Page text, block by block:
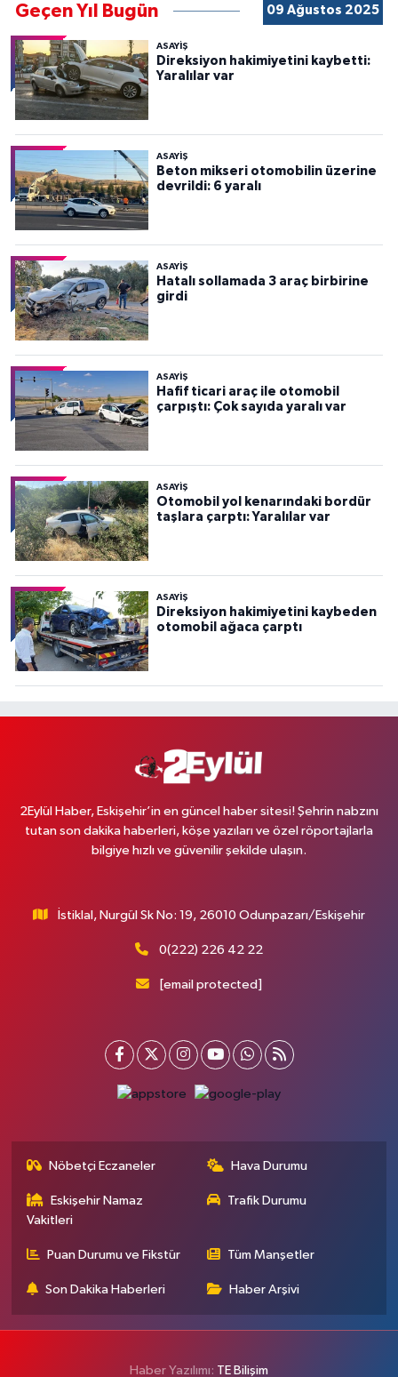
Geçen Yıl Bugün 09 Ağustos 2025
ASAYİŞ
Direksiyon hakimiyetini kaybetti:
Yaralılar var
ASAYİŞ
Beton mikseri otomobilin üzerine
devrildi: 6 yaralı
ASAYİŞ
Hatalı sollamada 3 araç birbirine
girdi
ASAYİŞ
Hafif ticari araç ile otomobil
çarpıştı: Çok sayıda yaralı var
ASAYİŞ
Otomobil yol kenarındaki bordür
taşlara çarptı: Yaralılar var
ASAYİŞ
Direksiyon hakimiyetini kaybeden
otomobil ağaca çarptı
2Eylül Haber, Eskişehir’in en güncel haber sitesi! Şehrin nabzını
tutan son dakika haberleri, köşe yazıları ve özel röportajlarla
bilgiye hızlı ve güvenilir şekilde ulaşın.
İstiklal, Nurgül Sk No: 19, 26010 Odunpazarı/Eskişehir
0(222) 226 42 22
[email protected]
Nöbetçi Eczaneler Hava Durumu
Eskişehir Namaz
Vakitleri
Trafik Durumu
Puan Durumu ve Fikstür Tüm Manşetler
Son Dakika Haberleri Haber Arşivi
Haber Yazılımı: TE Bilişim